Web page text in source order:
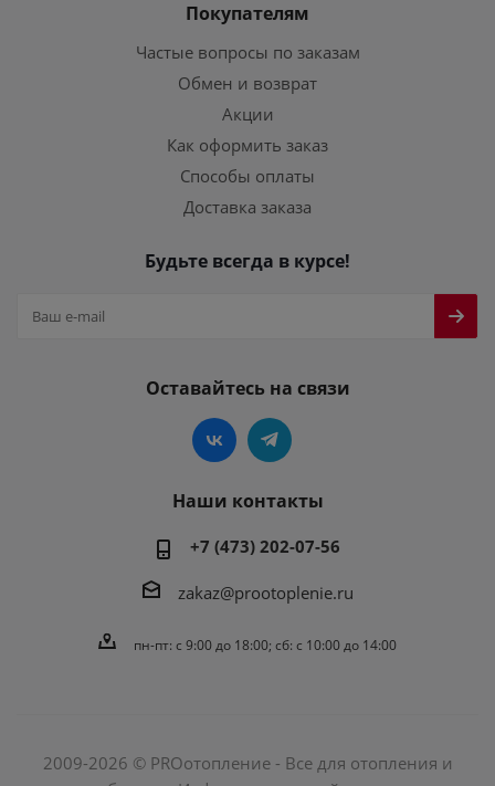
Покупателям
Частые вопросы по заказам
Обмен и возврат
Акции
Как оформить заказ
Способы оплаты
Доставка заказа
Будьте всегда в курсе!
Оставайтесь на связи
Наши контакты
+7 (473) 202-07-56
zakaz@prootoplenie.ru
пн-пт: c 9:00 до 18:00; сб: с 10:00 до 14:00
2009-2026 © PROотопление - Все для отопления и